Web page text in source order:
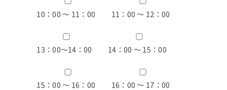
10：00 ～ 11：00 11：00 ～ 12：00
13：00〜14：00 14：00 ～ 15：00
15：00 ～ 16：00 16：00 ～ 17：00